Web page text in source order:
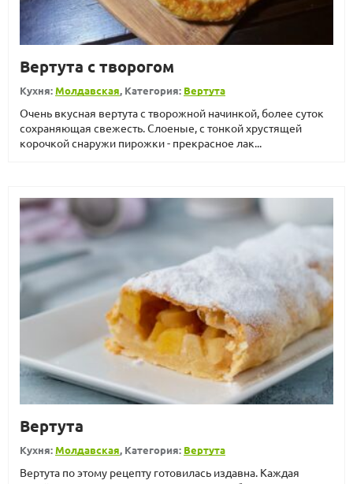
Вертута с творогом
Кухня:Молдавская, Категория: Вертута
Очень вкусная вертута с творожной начинкой, более суток
сохраняющая свежесть. Слоеные, с тонкой хрустящей
корочкой снаружи пирожки - прекрасное лак...
Вертута
Кухня:Молдавская, Категория: Вертута
Вертута по этому рецепту готовилась издавна. Каждая